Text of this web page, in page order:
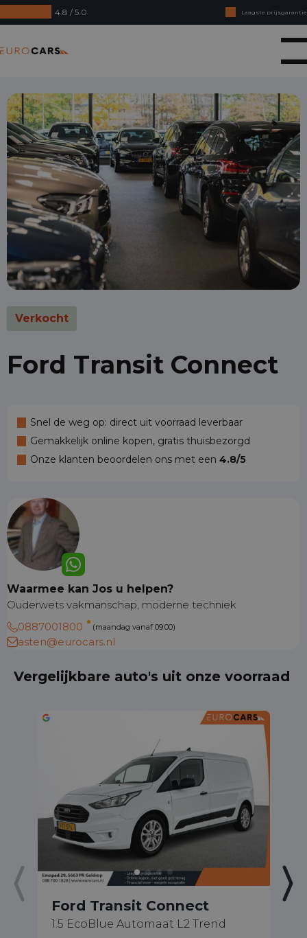
4.8 / 5.0
Laagste prijsgarantie
Online kopen, niet goed geld terug
Financial lease - Soepele acceptatie
Verkocht
Ford Transit Connect
Snel de weg op: direct uit voorraad leverbaar
Gemakkelijk online kopen, gratis thuisbezorgd
Onze klanten beoordelen ons met een 4.8/5
Waarmee kan Jos u helpen?
Ouderwets vakmanschap, moderne techniek
0887001800
(maandag vanaf 09:00)
asten@eurocars.nl
Vergelijkbare auto's uit onze voorraad
Ford Transit Connect
1.5 EcoBlue Automaat L2 Trend